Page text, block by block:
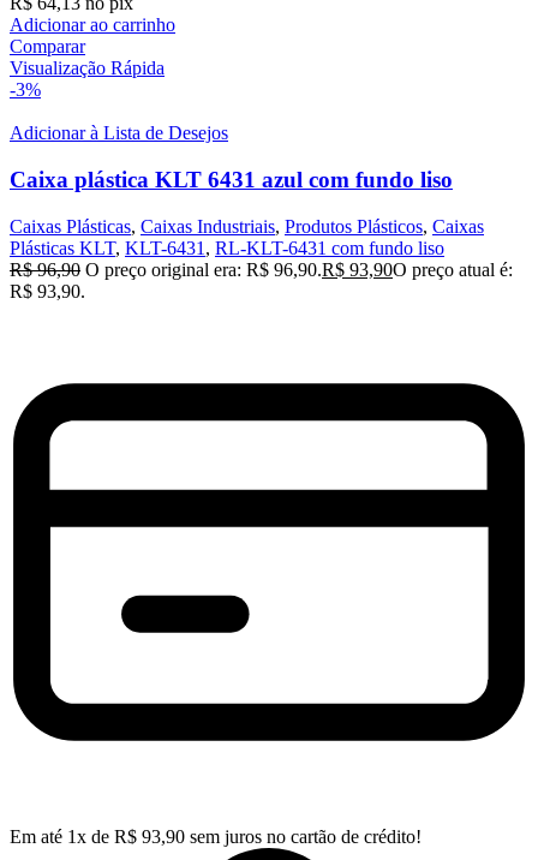
Adicionar ao carrinho
Comparar
Visualização Rápida
-3%
Adicionar à Lista de Desejos
Caixa plástica KLT 6431 azul com fundo liso
Caixas Plásticas, Caixas Industriais, Produtos Plásticos, Caixas
Plásticas KLT, KLT-6431 , RL-KLT-6431 com fundo liso
R$96,90 O preço original era: R$ 96,90.R$ 93,90O preço atual é:
R$ 93,90.
Em até 1x de R$ 93,90 sem juros no cartão de crédito!